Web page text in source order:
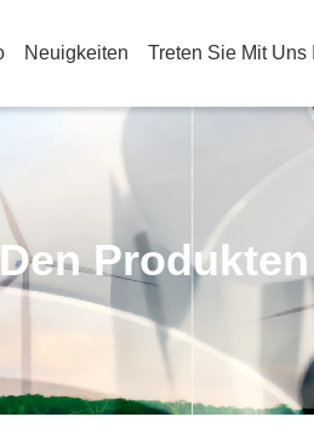
Neuigkeiten Treten Sie Mit Uns
Produkten